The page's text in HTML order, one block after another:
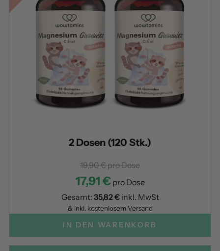
2 Dosen (120 Stk.)
19,90 €pro Dose
17,91 €pro Dose
Gesamt: 35,82 €inkl. MwSt
& inkl. kostenlosem Versand
IN DEN WARENKORB